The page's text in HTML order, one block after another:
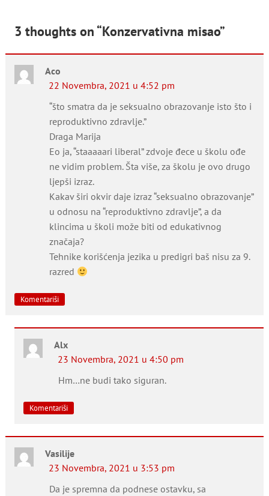
3 thoughts on “Konzervativna misao”
Aco
22 Novembra, 2021 u 4:52 pm
“što smatra da je seksualno obrazovanje isto što i
reproduktivno zdravlje.”
Draga Marija
Eo ja, “staaaaari liberal” zdvoje đece u školu ođe
ne vidim problem. Šta više, za školu je ovo drugo
ljepši izraz.
Kakav širi okvir daje izraz “seksualno obrazovanje”
u odnosu na “reproduktivno zdravlje”, a da
klincima u školi može biti od edukativnog
značaja?
Tehnike korišćenja jezika u predigri baš nisu za 9.
razred
Komentariši
Alx
23 Novembra, 2021 u 4:50 pm
Hm…ne budi tako siguran.
Komentariši
Vasilije
23 Novembra, 2021 u 3:53 pm
Da je spremna da podnese ostavku, sa